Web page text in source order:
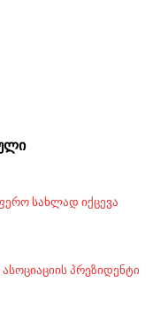
სახლად იქცევა
პრეზიდენტი